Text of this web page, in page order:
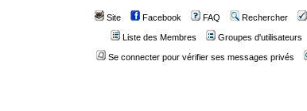
Site Facebook FAQ Rechercher
Liste des Membres Groupes d'utilisateurs
Se connecter pour vérifier ses messages privés